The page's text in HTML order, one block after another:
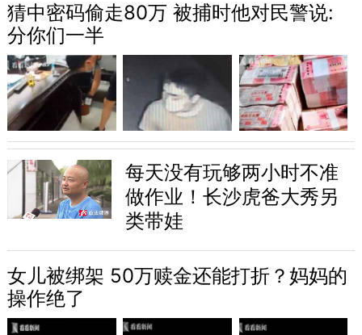
猜中密码偷走80万 被捕时他对民警说:
分你们一半
每天没有玩够两小时不准
做作业！长沙虎爸大秀另
类带娃
女儿被绑架 50万赎金还能打折？妈妈的
操作绝了